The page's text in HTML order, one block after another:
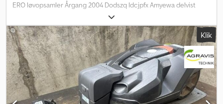
ERO løvopsamler Årgang 2004 Dodszq Idcjpfx Amyewa delvist
funktionsdygtig, forskellige hydraulikledninger er afmonteret,
uden trepunktsophæng.
Klik